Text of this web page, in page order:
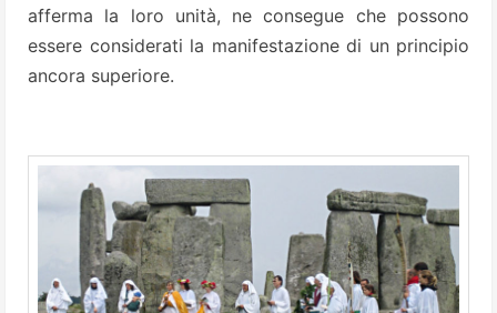
afferma la loro unità, ne consegue che possono
essere considerati la manifestazione di un principio
ancora superiore.